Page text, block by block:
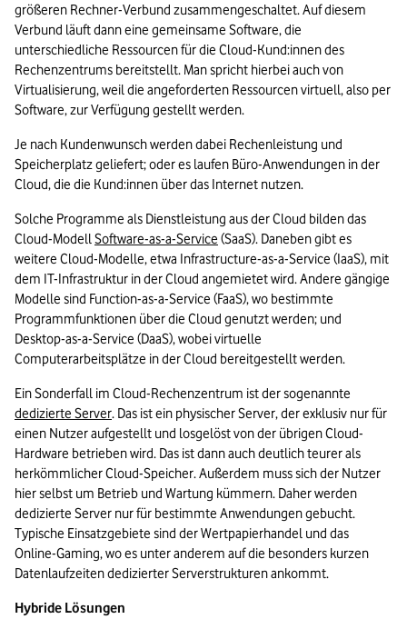
größeren Rechner-Verbund zusammengeschaltet. Auf diesem
Verbund läuft dann eine gemeinsame Software, die
unterschiedliche Ressourcen für die Cloud-Kund:innen des
Rechenzentrums bereitstellt. Man spricht hierbei auch von
Virtualisierung, weil die angeforderten Ressourcen virtuell, also per
Software, zur Verfügung gestellt werden.
Je nach Kundenwunsch werden dabei Rechenleistung und
Speicherplatz geliefert; oder es laufen Büro-Anwendungen in der
Cloud, die die Kund:innen über das Internet nutzen.
Solche Programme als Dienstleistung aus der Cloud bilden das
Cloud-Modell Software-as-a-Service (SaaS). Daneben gibt es
weitere Cloud-Modelle, etwa Infrastructure-as-a-Service (IaaS), mit
dem IT-Infrastruktur in der Cloud angemietet wird. Andere gängige
Modelle sind Function-as-a-Service (FaaS), wo bestimmte
Programmfunktionen über die Cloud genutzt werden; und
Desktop-as-a-Service (DaaS), wobei virtuelle
Computerarbeitsplätze in der Cloud bereitgestellt werden.
dedizierte Server. Das ist ein physischer Server, der exklusiv nur für
einen Nutzer aufgestellt und losgelöst von der übrigen Cloud-
Hardware betrieben wird. Das ist dann auch deutlich teurer als
herkömmlicher Cloud-Speicher. Außerdem muss sich der Nutzer
hier selbst um Betrieb und Wartung kümmern. Daher werden
dedizierte Server nur für bestimmte Anwendungen gebucht.
Typische Einsatzgebiete sind der Wertpapierhandel und das
Online-Gaming, wo es unter anderem auf die besonders kurzen
Datenlaufzeiten dedizierter Serverstrukturen ankommt.
Hybride Lösungen